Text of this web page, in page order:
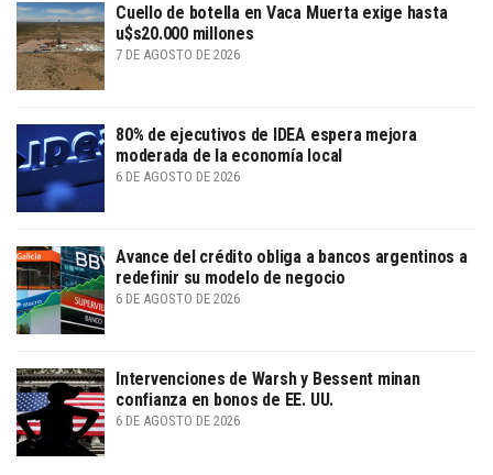
Cuello de botella en Vaca Muerta exige hasta
u$s20.000 millones
7 DE AGOSTO DE 2026
80% de ejecutivos de IDEA espera mejora
moderada de la economía local
6 DE AGOSTO DE 2026
Avance del crédito obliga a bancos argentinos a
redefinir su modelo de negocio
6 DE AGOSTO DE 2026
Intervenciones de Warsh y Bessent minan
confianza en bonos de EE. UU.
6 DE AGOSTO DE 2026